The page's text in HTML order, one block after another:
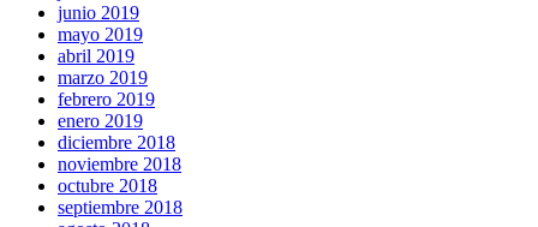
junio 2019
mayo 2019
abril 2019
marzo 2019
febrero 2019
enero 2019
diciembre 2018
noviembre 2018
octubre 2018
septiembre 2018